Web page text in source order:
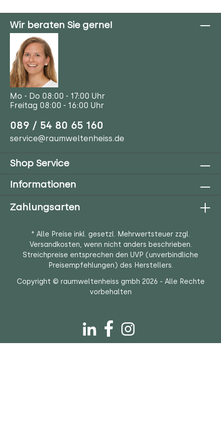
Wir beraten Sie gerne!
Mo - Do 08:00 - 17:00 Uhr
Freitag 08:00 - 16:00 Uhr
089 / 54 80 65 160
service@raumweltenheiss.de
Shop Service
Informationen
Zahlungsarten
* Alle Preise inkl. gesetzl. Mehrwertsteuer zzgl.
Versandkosten, wenn nicht anders beschrieben.
Streichpreise entsprechen den UVP (unverbindliche
Preisempfehlungen) des Herstellers.
Copyright © raumweltenheiss gmbh 2026 - Alle Rechte
vorbehalten